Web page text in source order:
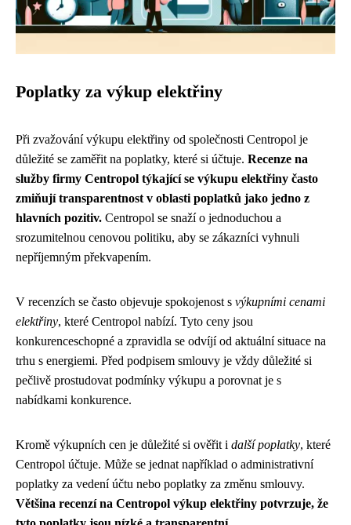
Poplatky za výkup elektřiny
Při zvažování výkupu elektřiny od společnosti Centropol je
důležité se zaměřit na poplatky, které si účtuje. Recenze na
služby firmy Centropol týkající se výkupu elektřiny často
zmiňují transparentnost v oblasti poplatků jako jedno z
hlavních pozitiv. Centropol se snaží o jednoduchou a
srozumitelnou cenovou politiku, aby se zákazníci vyhnuli
nepříjemným překvapením.
V recenzích se často objevuje spokojenost s výkupními cenami
elektřiny, které Centropol nabízí. Tyto ceny jsou
konkurenceschopné a zpravidla se odvíjí od aktuální situace na
trhu s energiemi. Před podpisem smlouvy je vždy důležité si
pečlivě prostudovat podmínky výkupu a porovnat je s
nabídkami konkurence.
Kromě výkupních cen je důležité si ověřit i další poplatky, které
Centropol účtuje. Může se jednat například o administrativní
poplatky za vedení účtu nebo poplatky za změnu smlouvy.
Většina recenzí na Centropol výkup elektřiny potvrzuje, že